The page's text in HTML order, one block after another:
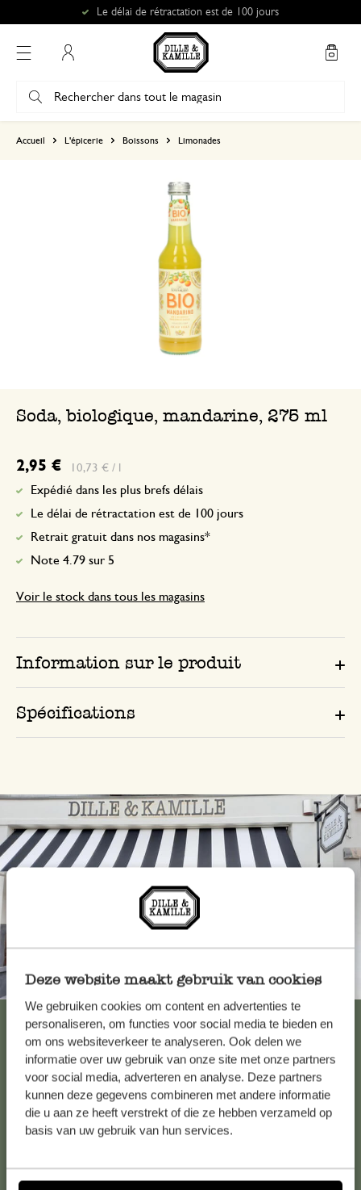
Deze website maakt gebruik van cookies
We gebruiken cookies om content en advertenties te
personaliseren, om functies voor social media te bieden en
om ons websiteverkeer te analyseren. Ook delen we
informatie over uw gebruik van onze site met onze partners
voor social media, adverteren en analyse. Deze partners
kunnen deze gegevens combineren met andere informatie
die u aan ze heeft verstrekt of die ze hebben verzameld op
basis van uw gebruik van hun services.
Le délai de rétractation est de 100 jours
Accueil L'épicerie Boissons Limonades
Soda, biologique, mandarine, 275 ml
2,95 € 10,73 € / l
Expédié dans les plus brefs délais
Le délai de rétractation est de 100 jours
Retrait gratuit dans nos magasins*
Note 4.79 sur 5
Voir le stock dans tous les magasins
Information sur le produit
Spécifications
Toujours à proximité
Voir les 62 magasins
Service clientèle
Pour toute question ou demande de conseil ou d’aide,
nos réponses auxquestions les plus fréquemment posées.